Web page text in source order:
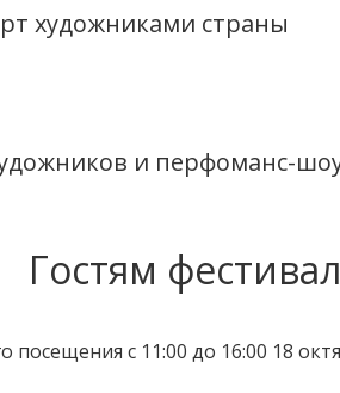
художниками страны
и перфоманс-
Гостям
с 11:00 до 16:00 18